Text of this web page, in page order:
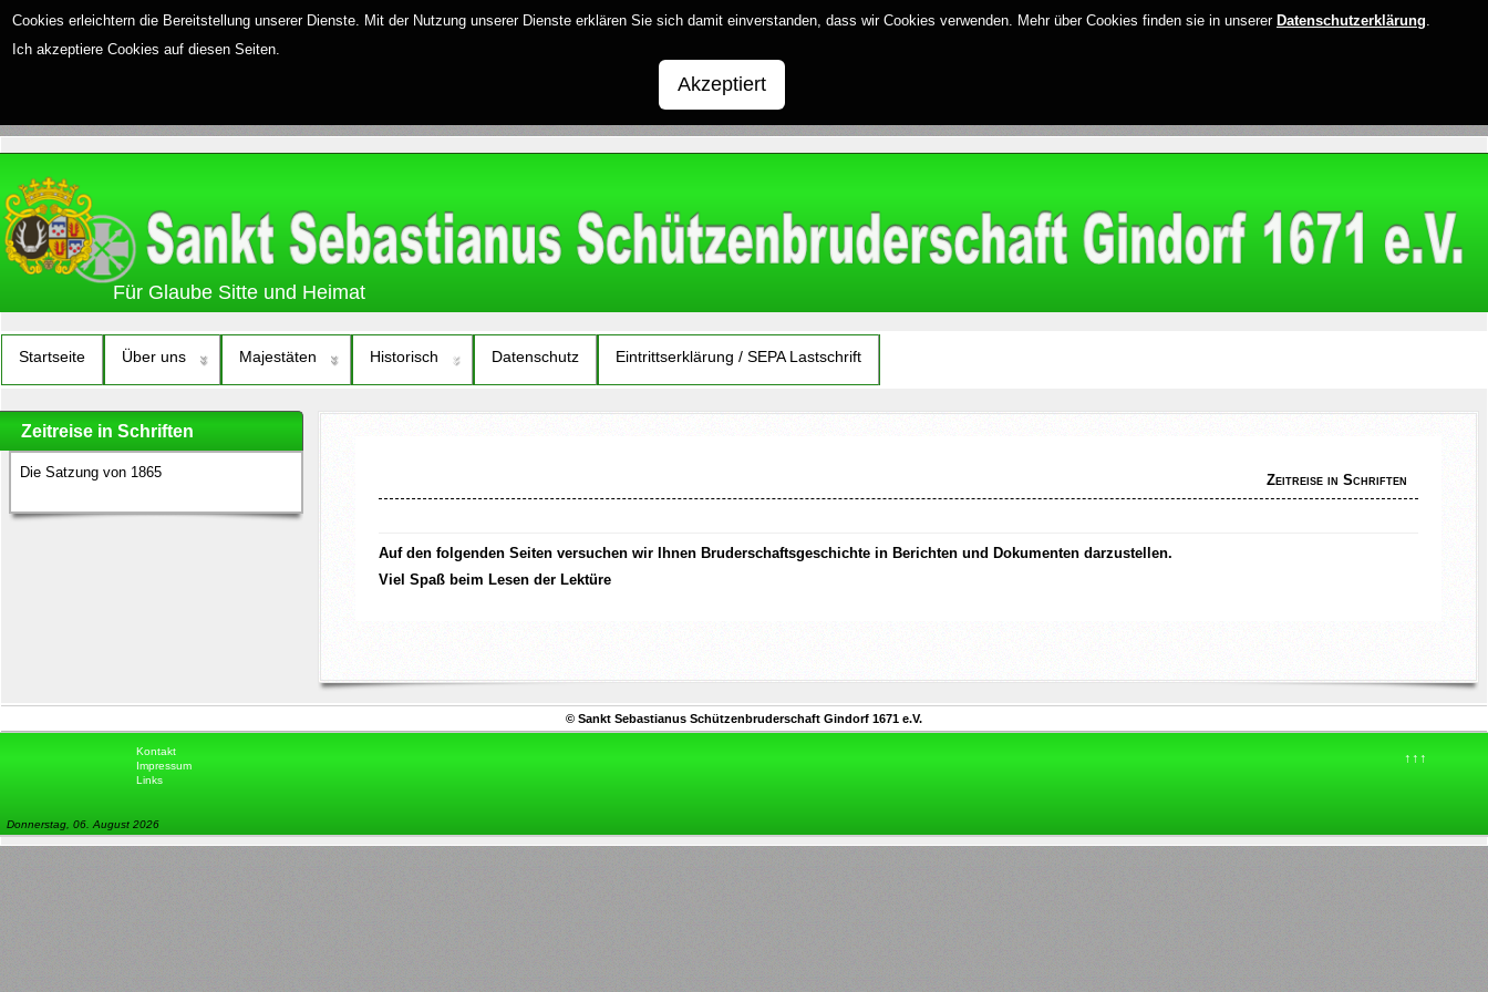
Cookies erleichtern die Bereitstellung unserer Dienste. Mit der Nutzung unserer Dienste erklären Sie sich damit einverstanden, dass wir Cookies verwenden. Mehr über Cookies finden sie in unserer Datenschutzerklärung.
Ich akzeptiere Cookies auf diesen Seiten.
Akzeptiert
Für Glaube Sitte und Heimat
Startseite Über uns Majestäten Historisch Datenschutz Eintrittserklärung / SEPA Lastschrift
Zeitreise in Schriften
Die Satzung von 1865 Zeitreise in Schriften
Auf den folgenden Seiten versuchen wir Ihnen Bruderschaftsgeschichte in Berichten und Dokumenten darzustellen.
Viel Spaß beim Lesen der Lektüre
© Sankt Sebastianus Schützenbruderschaft Gindorf 1671 e.V.
↑↑↑
Kontakt
Impressum
Links
Donnerstag, 06. August 2026